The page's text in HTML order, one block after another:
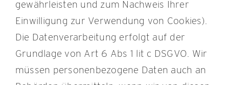
gewährleisten und zum Nachweis Ihrer
Einwilligung zur Verwendung von Cookies).
Die Datenverarbeitung erfolgt auf der
Grundlage von Art 6 Abs 1 lit c DSGVO. Wir
müssen personenbezogene Daten auch an